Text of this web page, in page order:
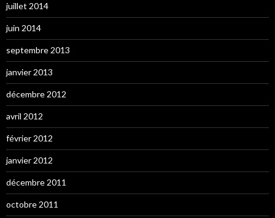
juillet 2014
juin 2014
septembre 2013
janvier 2013
décembre 2012
avril 2012
février 2012
janvier 2012
décembre 2011
octobre 2011